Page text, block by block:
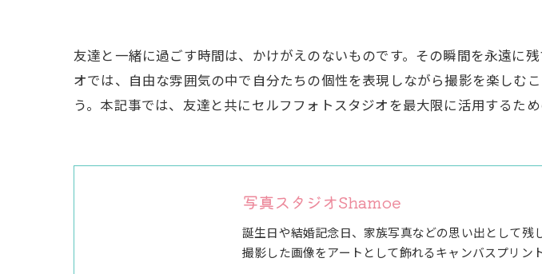
友達と一緒に過ごす時間は、かけがえのないものです。その瞬間を永遠に
オでは、自由な雰囲気の中で自分たちの個性を表現しながら撮影を楽しむ
う。本記事では、友達と共にセルフフォトスタジオを最大限に活用するため
写真スタジオShamoe
誕生日や結婚記念日、家族写真などの思い出として残
撮影した画像をアートとして飾れるキャンバスプリン